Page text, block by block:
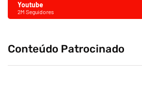
Youtube
2M Seguidores
Conteúdo Patrocinado